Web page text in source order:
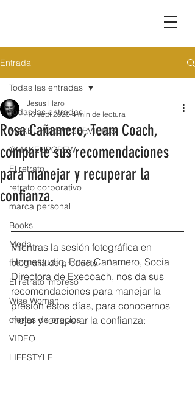
Entrada
Todas las entradas
MAKEUPCREW SERVICIOS
@MAKEUPCREW
El retrato
retrato corporativo
marca personal
Books
Moda
fotografia de producto
El retrato impreso
Wise Woman
ofertas de precios
VIDEO
LIFESTYLE
Todas las entradas
Rosa Cañamero, Team Coach,
comparte sus recomendaciones
para manejar y recuperar la
confianza.
Jesus Haro
16 sept 2020 4 min de lectura
Mientras la sesión fotográfica en
Homestudio, Rosa Cañamero, Socia
Directora de Execoach, nos da sus
recomendaciones para manejar la
presión estos días, para conocernos
mejor y recuperar la confianza: